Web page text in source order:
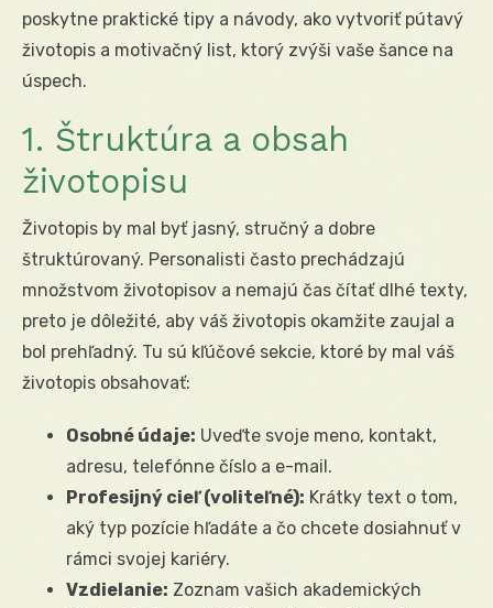
poskytne praktické tipy a návody, ako vytvoriť pútavý
životopis a motivačný list, ktorý zvýši vaše šance na
úspech.
1. Štruktúra a obsah
životopisu
Životopis by mal byť jasný, stručný a dobre
štruktúrovaný. Personalisti často prechádzajú
množstvom životopisov a nemajú čas čítať dlhé texty,
preto je dôležité, aby váš životopis okamžite zaujal a
bol prehľadný. Tu sú kľúčové sekcie, ktoré by mal váš
životopis obsahovať:
Osobné údaje: Uveďte svoje meno, kontakt,
adresu, telefónne číslo a e-mail.
Profesijný cieľ (voliteľné): Krátky text o tom,
aký typ pozície hľadáte a čo chcete dosiahnuť v
rámci svojej kariéry.
Vzdielanie: Zoznam vašich akademických